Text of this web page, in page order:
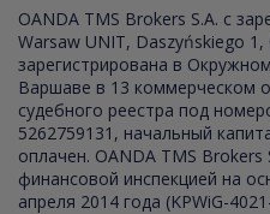
OANDA TMS Brokers S.A. с
Warsaw UNIT, Daszyńskiego
зарегистрирована в
Варшаве в 13 коммерческом
судебного реестра под
5262759131, начальный
оплачен. OANDA TMS Brokers
финансовой инспекцией на
апреля 2014 года (KPWiG-